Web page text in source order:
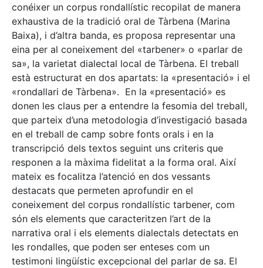
conéixer un corpus rondallístic recopilat de manera
exhaustiva de la tradició oral de Tàrbena (Marina
Baixa), i d’altra banda, es proposa representar una
eina per al coneixement del «tarbener» o «parlar de
sa», la varietat dialectal local de Tàrbena. El treball
està estructurat en dos apartats: la «presentació» i el
«rondallari de Tàrbena». En la «presentació» es
donen les claus per a entendre la fesomia del treball,
que parteix d’una metodologia d’investigació basada
en el treball de camp sobre fonts orals i en la
transcripció dels textos seguint uns criteris que
responen a la màxima fidelitat a la forma oral. Així
mateix es focalitza l’atenció en dos vessants
destacats que permeten aprofundir en el
coneixement del corpus rondallístic tarbener, com
són els elements que caracteritzen l’art de la
narrativa oral i els elements dialectals detectats en
les rondalles, que poden ser enteses com un
testimoni lingüístic excepcional del parlar de sa. El